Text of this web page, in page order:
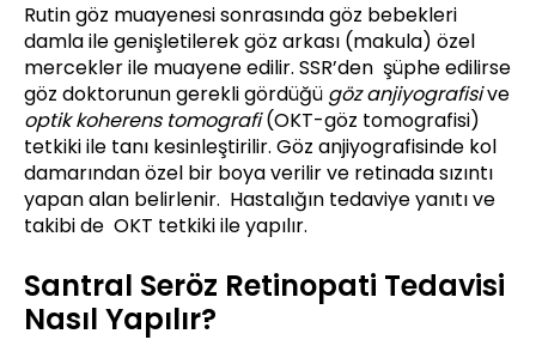
Rutin göz muayenesi sonrasında göz bebekleri
damla ile genişletilerek göz arkası (makula) özel
mercekler ile muayene edilir. SSR’den şüphe edilirse
göz doktorunun gerekli gördüğü göz anjiyografisive
optik koherens tomografi(OKT-göz tomografisi)
tetkiki ile tanı kesinleştirilir. Göz anjiyografisinde kol
damarından özel bir boya verilir ve retinada sızıntı
yapan alan belirlenir. Hastalığın tedaviye yanıtı ve
takibi de OKT tetkiki ile yapılır.
Santral Seröz Retinopati Tedavisi
Nasıl Yapılır?